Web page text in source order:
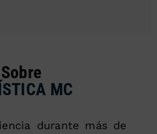
Sobre
MC
durante más de